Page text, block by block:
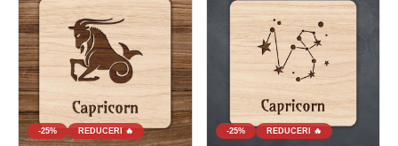
-25% REDUCERI 🔥 -25% REDUCERI 🔥